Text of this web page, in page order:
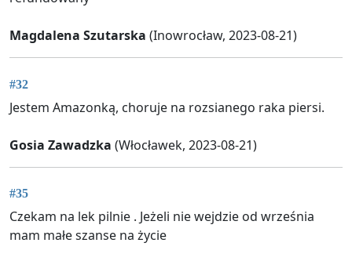
Magdalena Szutarska (Inowrocław, 2023-08-21)
#32
Jestem Amazonką, choruje na rozsianego raka piersi.
Gosia Zawadzka (Włocławek, 2023-08-21)
#35
Czekam na lek pilnie . Jeżeli nie wejdzie od września
mam małe szanse na życie